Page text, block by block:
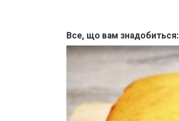
Все, що вам знадобиться: